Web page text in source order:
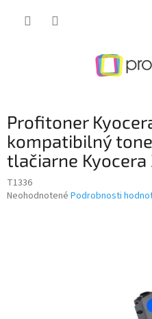
Profitoner
kompatibilný
tlačiarne
T1336
Priemerné
Neohodnotené Podrobnosti